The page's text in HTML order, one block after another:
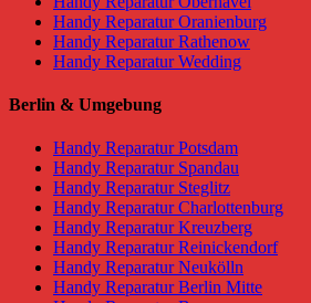
Handy Reparatur Oranienburg
Handy Reparatur Rathenow
Handy Reparatur Wedding
Berlin & Umgebung
Handy Reparatur Potsdam
Handy Reparatur Spandau
Handy Reparatur Steglitz
Handy Reparatur Charlottenburg
Handy Reparatur Kreuzberg
Handy Reparatur Reinickendorf
Handy Reparatur Neukölln
Handy Reparatur Berlin Mitte